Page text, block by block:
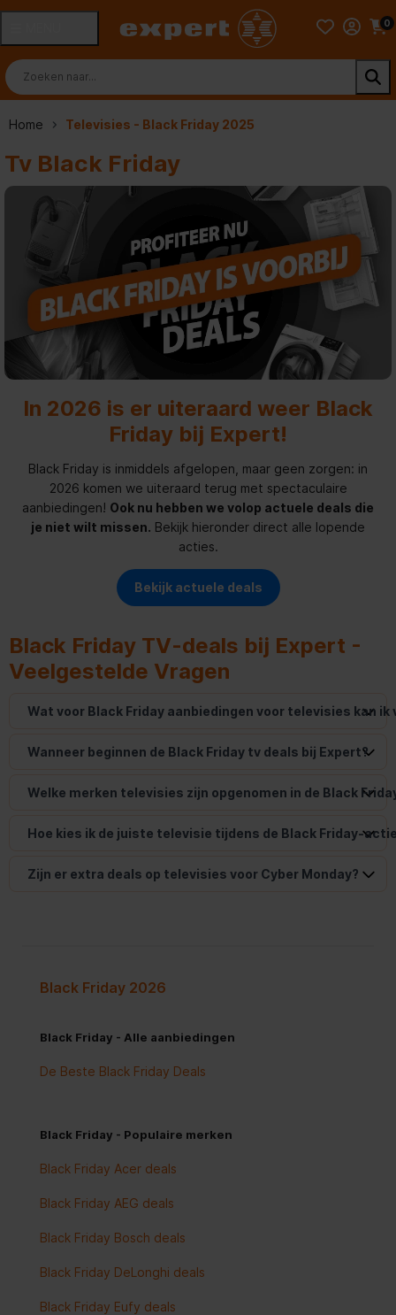
0
Home Televisies - Black Friday 2025
Tv Black Friday
In 2026 is er uiteraard weer Black
Friday bij Expert!
Black Friday is inmiddels afgelopen, maar geen zorgen: in
2026 komen we uiteraard terug met spectaculaire
aanbiedingen! Ook nu hebben we volop actuele deals die
je niet wilt missen. Bekijk hieronder direct alle lopende
acties.
Bekijk actuele deals
Black Friday TV-deals bij Expert -
Veelgestelde Vragen
Wat voor Black Friday aanbiedingen voor televisies kan
Wanneer beginnen de Black Friday tv deals bij Expert?
Welke merken televisies zijn opgenomen in de Black
Hoe kies ik de juiste televisie tijdens de Black Friday-
Zijn er extra deals op televisies voor Cyber Monday?
Black Friday 2026
Black Friday - Alle aanbiedingen
De Beste Black Friday Deals
Black Friday - Populaire merken
Black Friday Acer deals
Black Friday AEG deals
Black Friday Bosch deals
Black Friday DeLonghi deals
Black Friday Eufy deals